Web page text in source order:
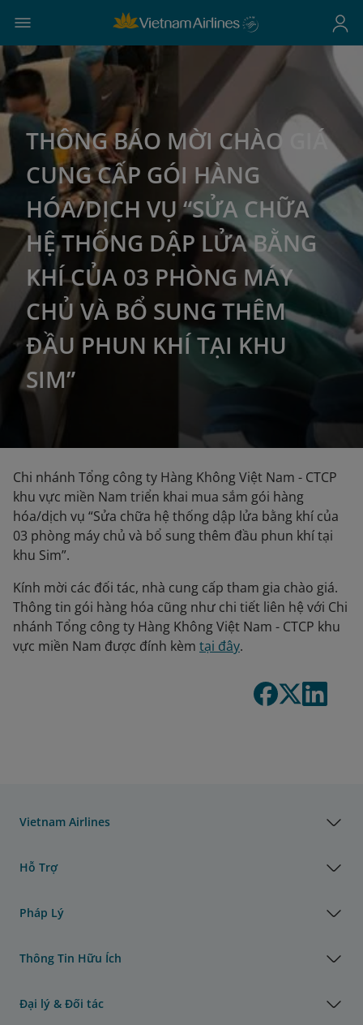
THÔNG BÁO MỜI CHÀO GIÁ
CUNG CẤP GÓI HÀNG
HÓA/DỊCH VỤ “SỬA CHỮA
HỆ THỐNG DẬP LỬA BẰNG
KHÍ CỦA 03 PHÒNG MÁY
CHỦ VÀ BỔ SUNG THÊM
ĐẦU PHUN KHÍ TẠI KHU
SIM”
Chi nhánh Tổng công ty Hàng Không Việt Nam - CTCP
khu vực miền Nam triển khai mua sắm gói hàng
hóa/dịch vụ “Sửa chữa hệ thống dập lửa bằng khí của
03 phòng máy chủ và bổ sung thêm đầu phun khí tại
khu Sim”.
Kính mời các đối tác, nhà cung cấp tham gia chào giá.
Thông tin gói hàng hóa cũng như chi tiết liên hệ với Chi
nhánh Tổng công ty Hàng Không Việt Nam - CTCP khu
vực miền Nam được đính kèm tại đây.
Vietnam Airlines
Hỗ Trợ
Pháp Lý
Thông Tin Hữu Ích
Đại lý & Đối tác